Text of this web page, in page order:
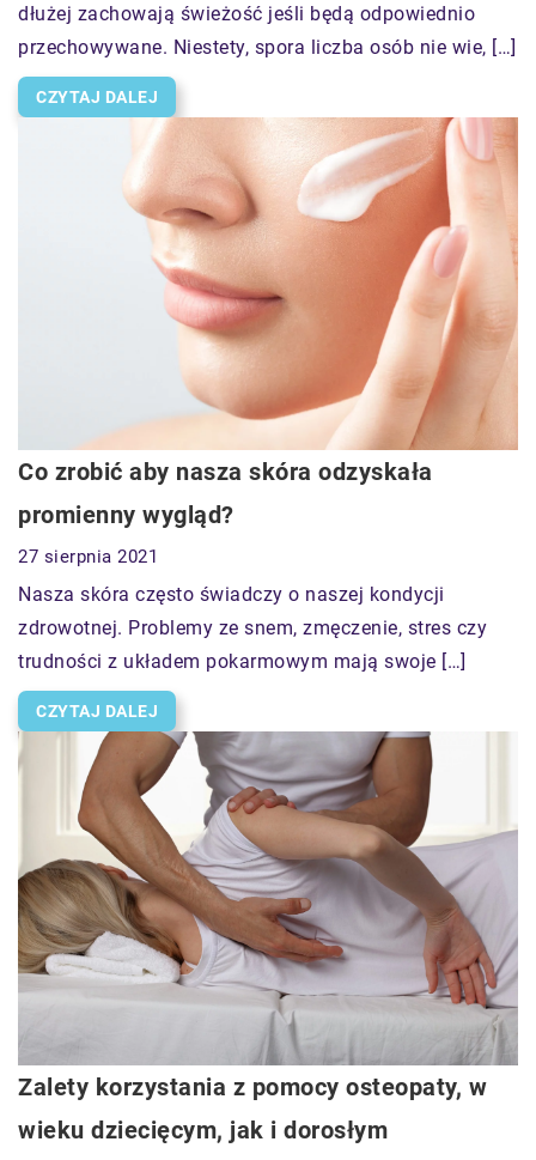
dłużej zachowają świeżość jeśli będą odpowiednio
przechowywane. Niestety, spora liczba osób nie wie, […]
CZYTAJ DALEJ
Co zrobić aby nasza skóra odzyskała
promienny wygląd?
27 sierpnia 2021
Nasza skóra często świadczy o naszej kondycji
zdrowotnej. Problemy ze snem, zmęczenie, stres czy
trudności z układem pokarmowym mają swoje […]
CZYTAJ DALEJ
Zalety korzystania z pomocy osteopaty, w
wieku dziecięcym, jak i dorosłym